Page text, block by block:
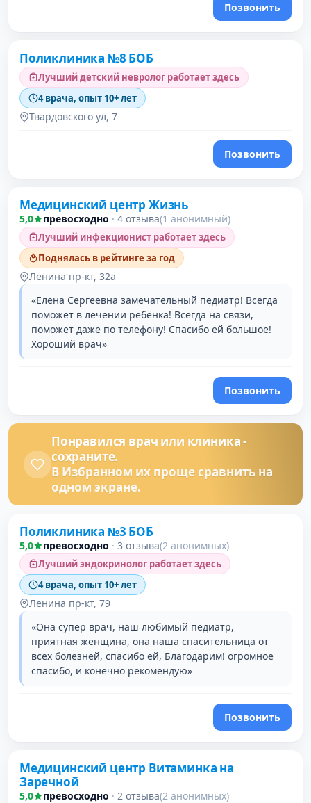
Позвонить
Поликлиника №8 БОБ
Лучший детский невролог работает здесь
4 врача, опыт 10+ лет
Твардовского ул, 7
Позвонить
Медицинский центр Жизнь
5,0 превосходно · 4 отзыва(1 анонимный)
Лучший инфекционист работает здесь
Поднялась в рейтинге за год
Ленина пр-кт, 32а
«Елена Сергеевна замечательный педиатр! Всегда
поможет в лечении ребёнка! Всегда на связи,
поможет даже по телефону! Спасибо ей большое!
Хороший врач»
Позвонить
Понравился врач или клиника -
сохраните.
В Избранном их проще сравнить на
одном экране.
Поликлиника №3 БОБ
5,0 превосходно · 3 отзыва(2 анонимных)
Лучший эндокринолог работает здесь
4 врача, опыт 10+ лет
Ленина пр-кт, 79
«Она супер врач, наш любимый педиатр,
приятная женщина, она наша спасительница от
всех болезней, спасибо ей, Благодарим! огромное
спасибо, и конечно рекомендую»
Позвонить
Медицинский центр Витаминка на
Заречной
5,0 превосходно · 2 отзыва(2 анонимных)